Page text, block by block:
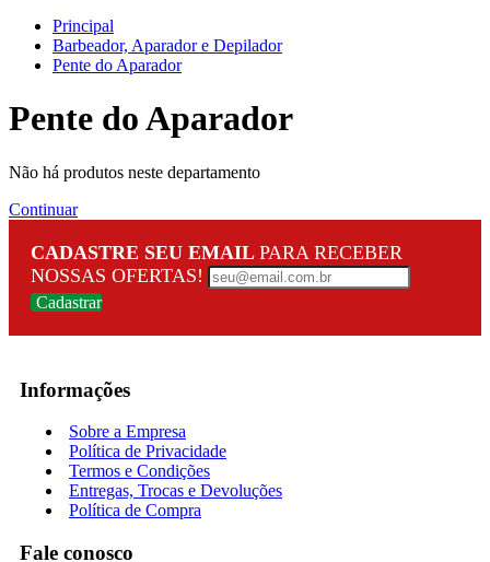
Principal
Barbeador, Aparador e Depilador
Pente do Aparador
Pente do Aparador
Não há produtos neste departamento
Continuar
CADASTRE SEU EMAIL PARA RECEBER
NOSSAS OFERTAS!
Cadastrar
Informações
Sobre a Empresa
Política de Privacidade
Termos e Condições
Entregas, Trocas e Devoluções
Política de Compra
Fale conosco